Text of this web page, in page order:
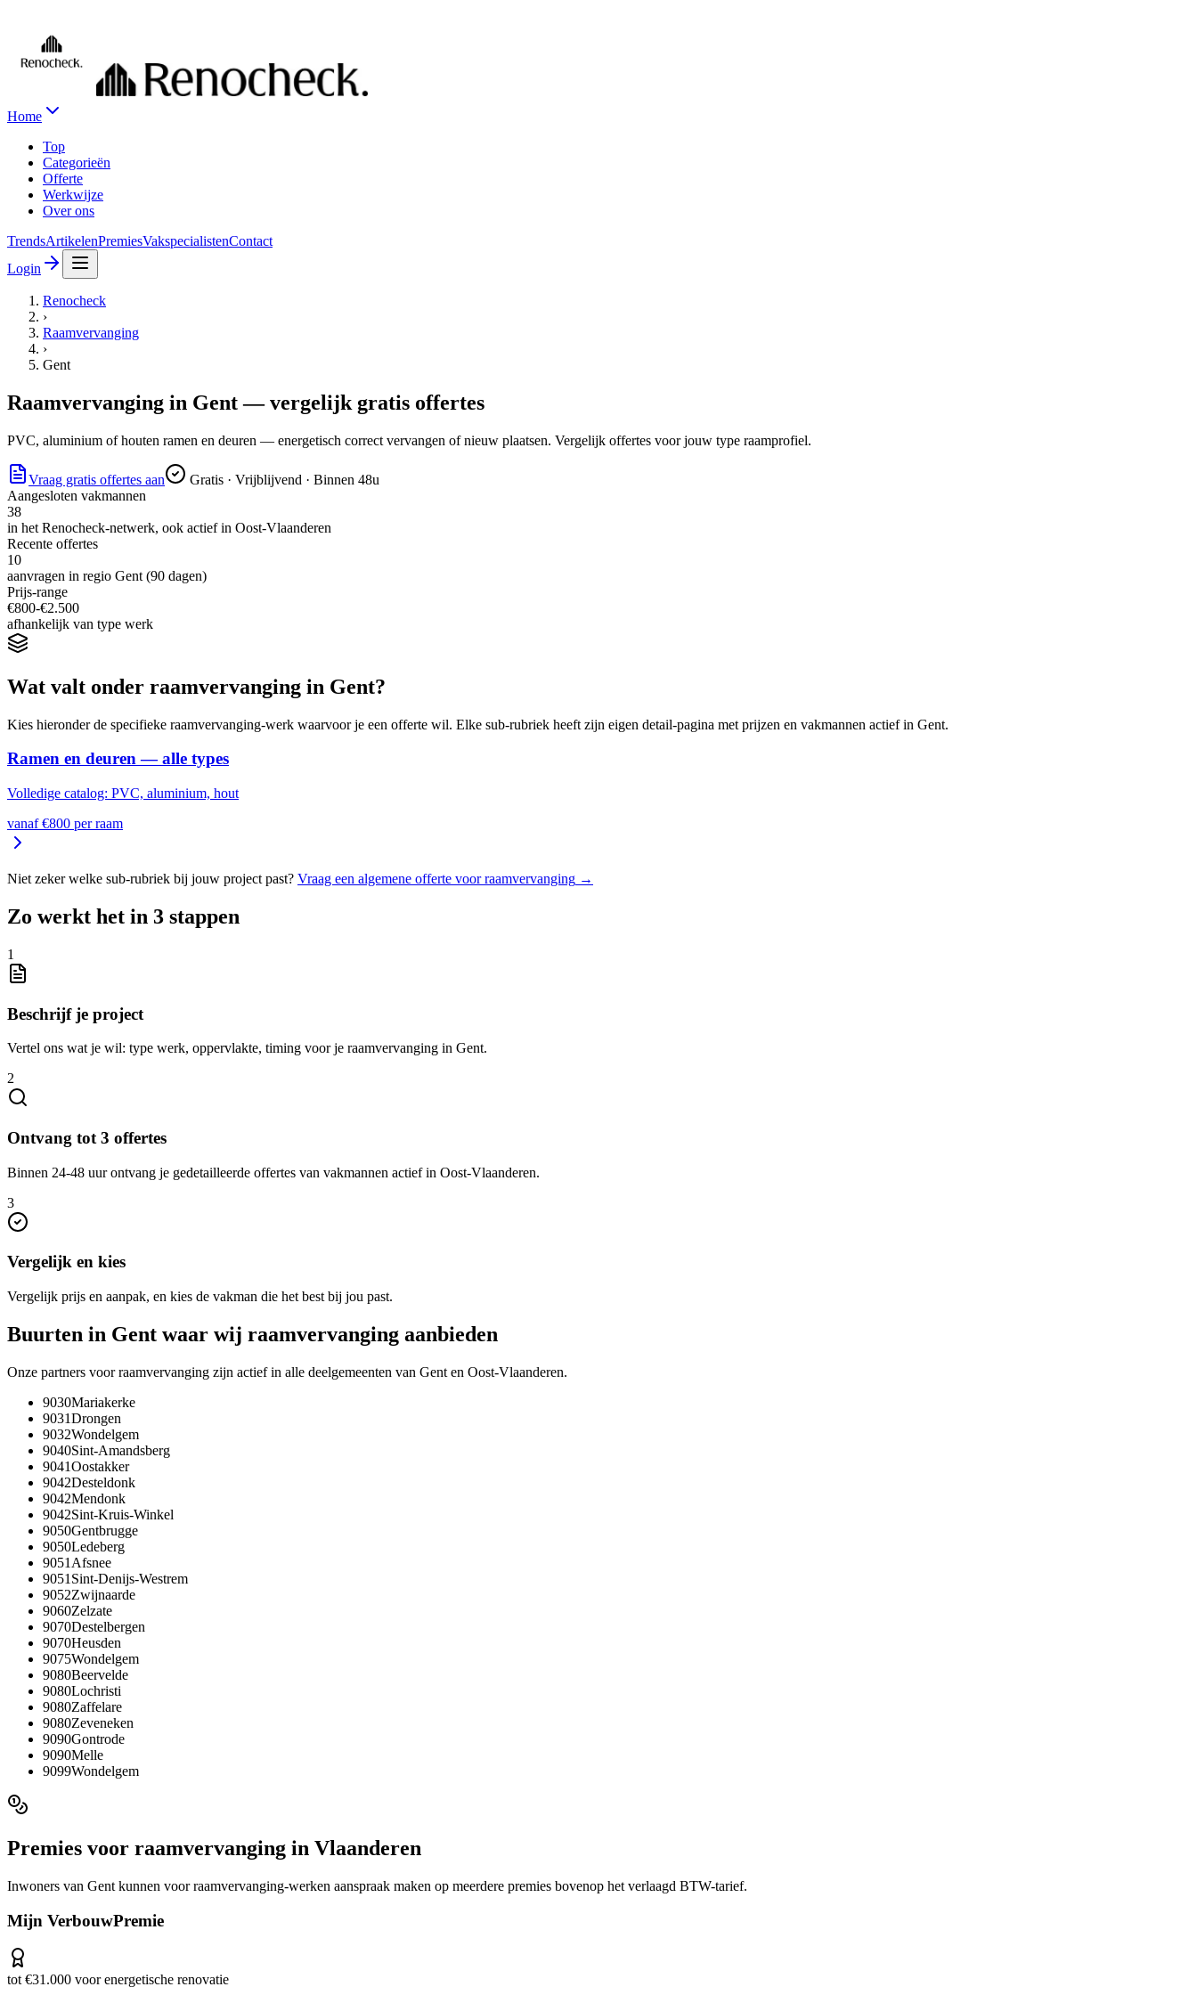
Home
Top
Categorieën
Offerte
Werkwijze
Over ons
TrendsArtikelenPremiesVakspecialistenContact
Login
Renocheck
›
Raamvervanging
›
Gent
Raamvervanging in Gent— vergelijk gratis offertes
PVC, aluminium of houten ramen en deuren — energetisch correct vervangen of nieuw plaatsen. Vergelijk offertes voor jouw type raamprofiel.
Vraag gratis offertes aan
Gratis · Vrijblijvend · Binnen 48u
Aangesloten vakmannen
38
in het Renocheck-netwerk, ook actief in Oost-Vlaanderen
Recente offertes
10
aanvragen in regio Gent (90 dagen)
Prijs-range
€800-€2.500
afhankelijk van type werk
Wat valt onder raamvervanging in Gent?
Kies hieronder de specifieke raamvervanging-werk waarvoor je een offerte wil. Elke sub-rubriek heeft zijn eigen detail-pagina met prijzen en vakmannen actief in Gent.
Ramen en deuren — alle types
Volledige catalog: PVC, aluminium, hout
vanaf €800 perraam
Niet zeker welke sub-rubriek bij jouw project past? Vraag een algemene offerte voorraamvervanging →
Zo werkt het in 3 stappen
1
Beschrijf je project
Vertel ons wat je wil: type werk, oppervlakte, timing voor je raamvervanging in Gent.
2
Ontvang tot 3 offertes
Binnen 24-48 uur ontvang je gedetailleerde offertes van vakmannen actief in Oost-Vlaanderen.
3
Vergelijk en kies
Vergelijk prijs en aanpak, en kies de vakman die het best bij jou past.
Buurten in Gent waar wij raamvervanging aanbieden
Onze partners voorraamvervanging zijn actief in alle deelgemeenten van Gent en Oost-Vlaanderen.
9030Mariakerke
9031Drongen
9032Wondelgem
9040Sint-Amandsberg
9041Oostakker
9042Desteldonk
9042Mendonk
9042Sint-Kruis-Winkel
9050Gentbrugge
9050Ledeberg
9051 Afsnee
9051 Sint-Denijs-Westrem
9052Zwijnaarde
9060Zelzate
9070Destelbergen
9070Heusden
9075Wondelgem
9080Beervelde
9080Lochristi
9080Zaffelare
9080Zeveneken
9090Gontrode
9090Melle
9099Wondelgem
Premies voor raamvervanging in Vlaanderen
Inwoners van Gent kunnen voorraamvervanging-werken aanspraak maken op meerdere premies bovenop het verlaagd BTW-tarief.
Mijn VerbouwPremie
tot €31.000 voor energetische renovatie